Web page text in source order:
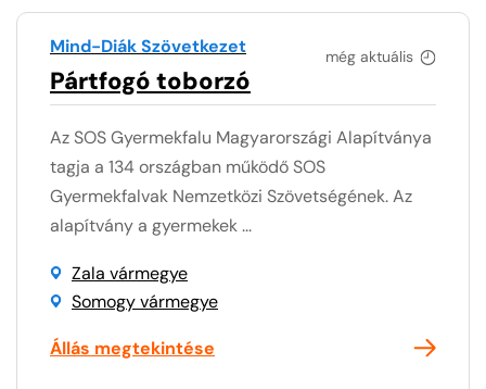
még aktuális
Mind-Diák Szövetkezet
Pártfogó toborzó
Az SOS Gyermekfalu Magyarországi Alapítványa
tagja a 134 országban működő SOS
Gyermekfalvak Nemzetközi Szövetségének. Az
alapítvány a gyermekek ...
Zala vármegye
Somogy vármegye
Állás megtekintése